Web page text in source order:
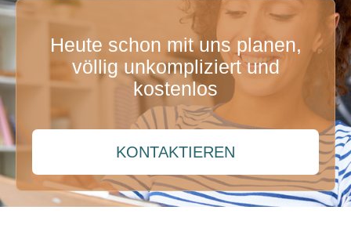
Heute schon mit uns planen,
völlig unkompliziert und
kostenlos
KONTAKTIEREN